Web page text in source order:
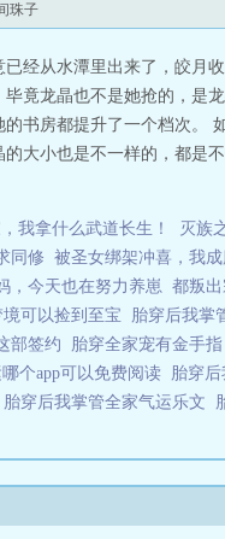
的典范。随着时间推移，孟家
：想算计她别说门了窗户都没
珠子
经从水潭里出来了，皎月
竟龙晶也不是她抢的，是
书房都提升了一个档次。
大小也是不一样的，都是
我拿什么武道长生！ 灭族
同修 被圣女绑架冲喜，我
，今天也在努力养崽 都叛
可以捡到至宝 胎穿后我掌
部签约 胎穿全家宠有金手指
个app可以免费阅读 胎穿后
胎穿后我掌管全家气运乐文